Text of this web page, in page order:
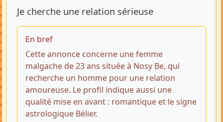
Je cherche une relation sérieuse
En bref
Cette annonce concerne une femme
malgache de 23 ans située à Nosy Be, qui
recherche un homme pour une relation
amoureuse. Le profil indique aussi une
qualité mise en avant : romantique et le signe
astrologique Bélier.